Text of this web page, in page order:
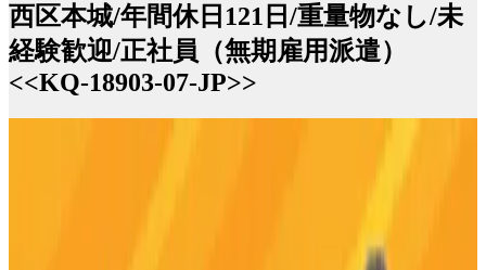
西区本城/年間休日121日/重量物なし/未
経験歓迎/正社員（無期雇用派遣）
<<KQ-18903-07-JP>>